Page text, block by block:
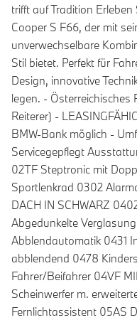
trifft auf Tradition
Cooper S F66, der mit
unverwechselbare
Stil bietet. Perfekt für
Design, innovative
legen. - Österreichisches
Reiterer) -
BMW-Bank möglich -
Servicegepflegt
02TF Steptronic mit
Sportlenkrad 0302
DACH IN SCHWARZ
Abgedunkelte
Abblendautomatik 0431
abblendend 0478
Fahrer/Beifahrer 04VF
Scheinwerfer m.
Fernlichtassistent 05AS